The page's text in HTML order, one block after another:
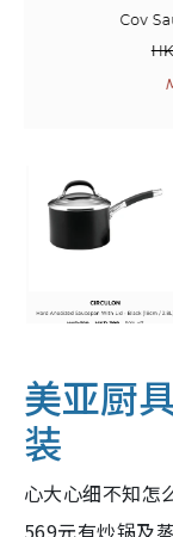
美亚厨
装
心大心细不知怎